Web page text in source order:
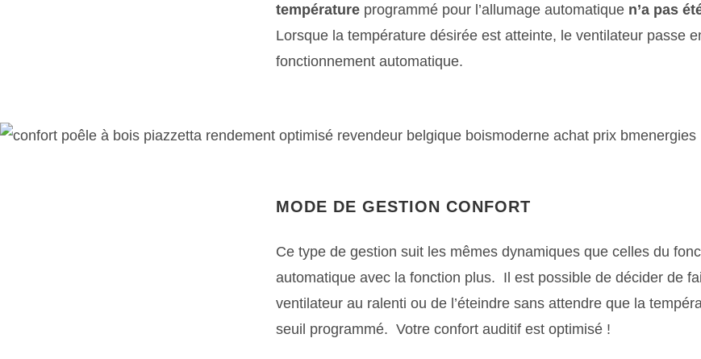
température programmé pour l’allumage automatique n’a pas
Lorsque la température désirée est atteinte, le ventilateur passe
fonctionnement automatique.
MODE DE GESTION CONFORT
Ce type de gestion suit les mêmes dynamiques que celles du
automatique avec la fonction plus. Il est possible de décider de
ventilateur au ralenti ou de l’éteindre sans attendre que la
seuil programmé. Votre confort auditif est optimisé !